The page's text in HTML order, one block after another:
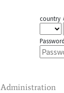
country
Password
Administration